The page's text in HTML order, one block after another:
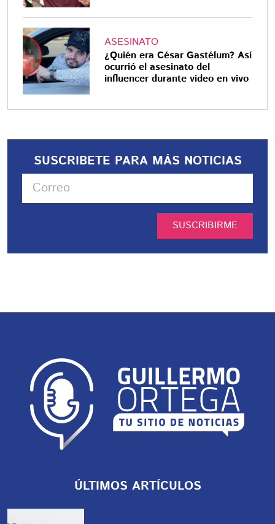
ASESINATO
¿Quién era César Gastélum? Así
ocurrió el asesinato del
influencer durante video en vivo
SUSCRIBETE PARA MÁS NOTICIAS
SUSCRIBIRME
ÚLTIMOS ARTÍCULOS